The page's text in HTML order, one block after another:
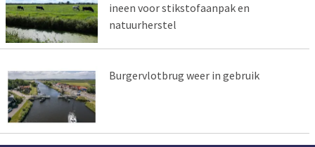
ineen voor stikstofaanpak en
natuurherstel
Burgervlotbrug weer in gebruik